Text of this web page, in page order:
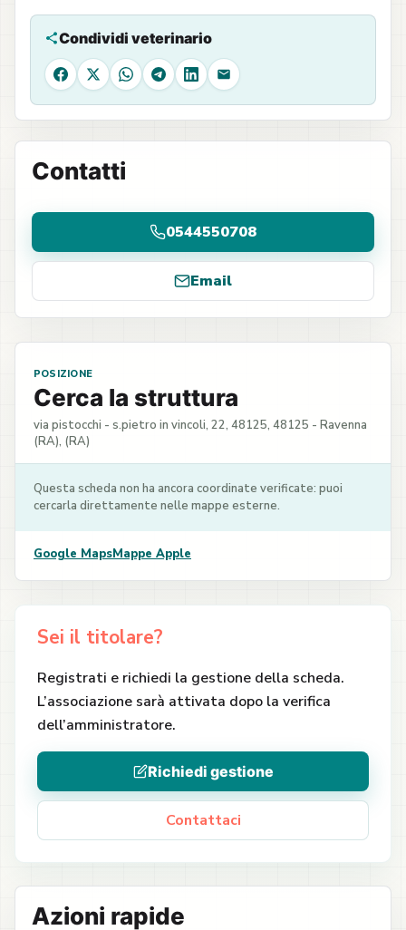
Condividi veterinario
Facebook
X WhatsAppTelegram
LinkedIn
Email
Contatti
0544550708
Email
POSIZIONE
Cerca la struttura
via pistocchi - s.pietro in vincoli, 22, 48125, 48125 - Ravenna
(RA), (RA)
Questa scheda non ha ancora coordinate verificate: puoi
cercarla direttamente nelle mappe esterne.
Google MapsMappe Apple
Sei il titolare?
Registrati e richiedi la gestione della scheda.
L’associazione sarà attivata dopo la verifica
dell’amministratore.
Richiedi gestione
Contattaci
Azioni rapide